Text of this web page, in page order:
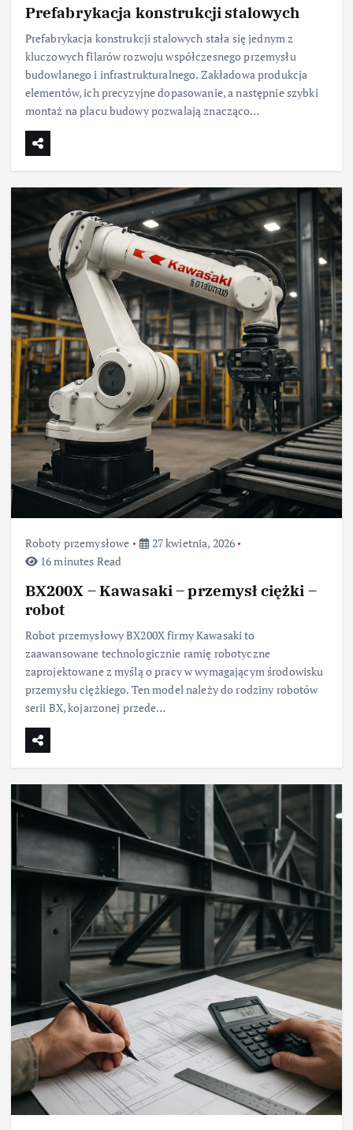
Prefabrykacja konstrukcji stalowych
Prefabrykacja konstrukcji stalowych stała się jednym z
kluczowych filarów rozwoju współczesnego przemysłu
budowlanego i infrastrukturalnego. Zakładowa produkcja
elementów, ich precyzyjne dopasowanie, a następnie szybki
montaż na placu budowy pozwalają znacząco…
Roboty przemysłowe
27 kwietnia, 2026
16 minutes Read
BX200X – Kawasaki – przemysł ciężki –
robot
Robot przemysłowy BX200X firmy Kawasaki to
zaawansowane technologicznie ramię robotyczne
zaprojektowane z myślą o pracy w wymagającym środowisku
przemysłu ciężkiego. Ten model należy do rodziny robotów
serii BX, kojarzonej przede…